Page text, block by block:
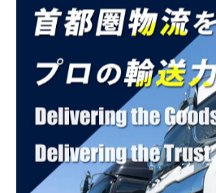
自宅から近い場合、毎日の負担が
変更や残業にも柔軟に対応しや
場配送メインの求人であれば、
出張が少なく、生活リズムが安
す。
実際に多くのドライバーが「通
て職場を選んでいます。坂戸市内